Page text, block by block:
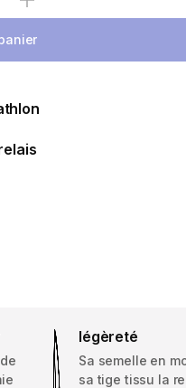
la quantité
légèreté
Sa semelle en
sa tige tissu la